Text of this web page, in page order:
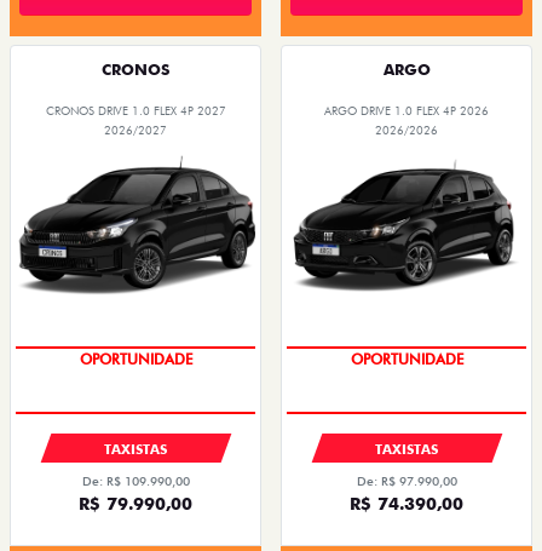
CRONOS
CRONOS DRIVE 1.0 FLEX 4P 2027
2026/2027
OPORTUNIDADE
TAXISTAS
De: R$ 109.990,00
R$ 79.990,00
ARGO
ARGO DRIVE 1.0 FLEX 4P 2026
2026/2026
OPORTUNIDADE
TAXISTAS
De: R$ 97.990,00
R$ 74.390,00